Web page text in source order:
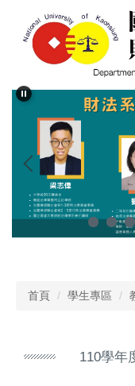
容
首頁 學生專區
110學年